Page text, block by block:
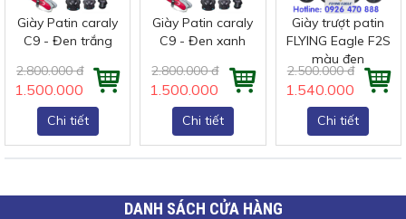
Giày Patin caraly
C9 - Đen trắng
2.800.000 đ
1.500.000 đ
Chi tiết
Giày Patin caraly
C9 - Đen xanh
2.800.000 đ
1.500.000 đ
Chi tiết
Giày trượt patin
FLYING Eagle F2S
màu đen
2.500.000 đ
1.540.000 đ
Chi tiết
DANH SÁCH CỬA HÀNG